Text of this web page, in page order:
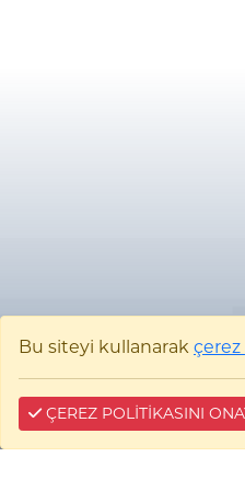
Bu siteyi kullanarak çerez
ÇEREZ POLİTİKASINI